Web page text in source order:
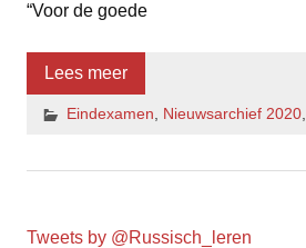
“Voor de goede
Lees meer
Eindexamen, Nieuwsarchief 2020,
Tweets by @Russisch_leren